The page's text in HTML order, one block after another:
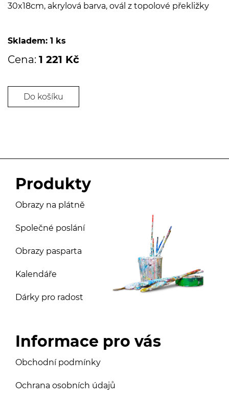
30x18cm, akrylová barva, ovál z topolové překližky
Skladem: 1 ks
Cena: 1 221 Kč
Do košíku
Produkty
Obrazy na plátně
Společné poslání
Obrazy pasparta
Kalendáře
Dárky pro radost
Informace pro vás
Obchodní podmínky
Ochrana osobních údajů